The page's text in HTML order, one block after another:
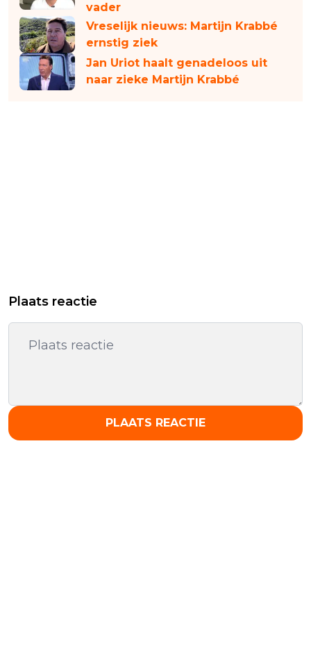
vader
Vreselijk nieuws: Martijn Krabbé
ernstig ziek
Jan Uriot haalt genadeloos uit
naar zieke Martijn Krabbé
Plaats reactie
PLAATS REACTIE